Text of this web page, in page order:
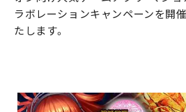
ラボレーションキャンペーンを開
たします。